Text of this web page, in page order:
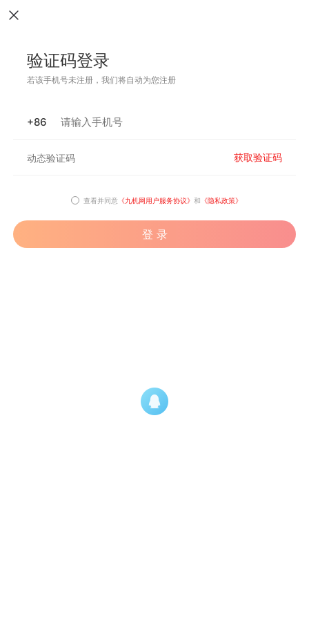
验证码登录
若该手机号未注册，我们将自动为您注册
+86
获取验证码
查看并同意 《九机网用户服务协议》 和 《隐私政策》
登 录